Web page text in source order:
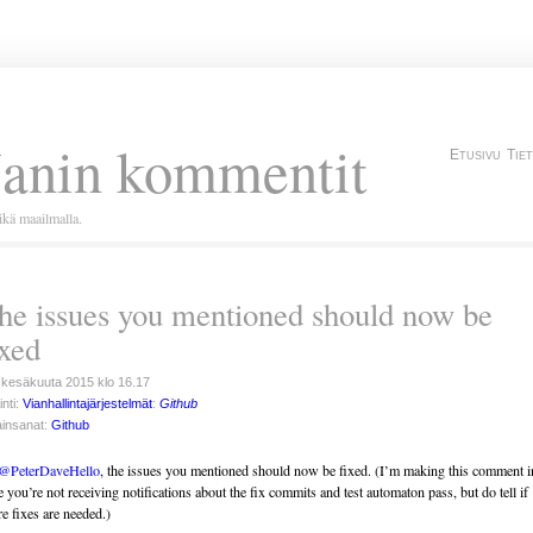
kommentit
maailmalla.
Etusivu
issues you mentioned should now be
2015 klo 16.17
Vianhallintajärjestelmät: Github
Github
, the issues you mentioned should now be fixed. (I’m making this comment
you’re not receiving notifications about the fix commits and test automaton pass, but do tell if
fixes are needed.)